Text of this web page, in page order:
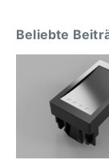
Beliebte